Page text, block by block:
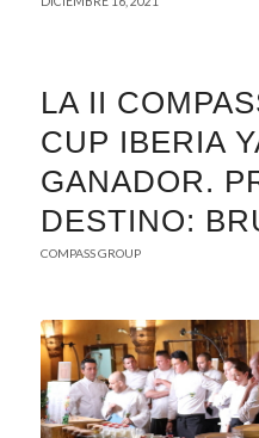
LA II
CUP IBERIA
GANADOR.
DESTINO:
COMPASS GROUP